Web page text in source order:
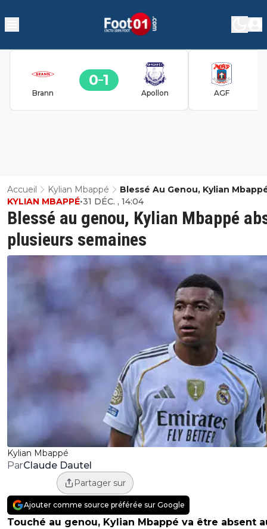
Brann
0 1
Apollon AGF
Accueil Kylian Mbappé
Blessé Au Genou, Kylian
Absent Plusieurs Semaines
Kylian Mbappé
Blessé au genou, Kylian Mbappé
plusieurs semaines
KYLIAN MBAPPÉ•31 DÉC. , 14:04
ParClaude Dautel
Partager sur
Ajouter comme source préférée sur Google
Touché au genou, Kylian Mbappé va être absent